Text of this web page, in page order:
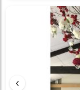
‹